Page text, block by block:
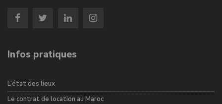
Infos pratiques
L’état des lieux
Le contrat de location au Maroc